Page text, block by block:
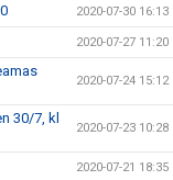
2020-07-30 16:13
2020-07-27 11:20
2020-07-24 15:12
30/7, kl
2020-07-23 10:28
2020-07-21 18:35